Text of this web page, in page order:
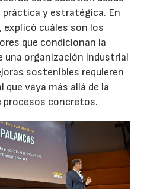
práctica y estratégica. En
cuáles son los
que condicionan la
una organización industrial
sostenibles requieren
que vaya más allá de la
procesos concretos.